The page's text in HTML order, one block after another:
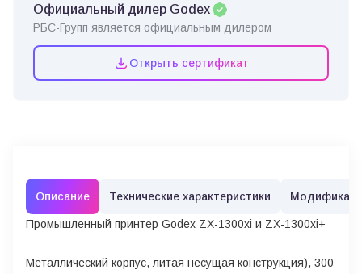
Официальный дилер Godex
РБС-Групп является официальным дилером
Открыть сертификат
Описание Технические характеристики
Промышленный принтер Godex ZX-1300xi и ZX-1300xi+
Металлический корпус, литая несущая конструкция), 300